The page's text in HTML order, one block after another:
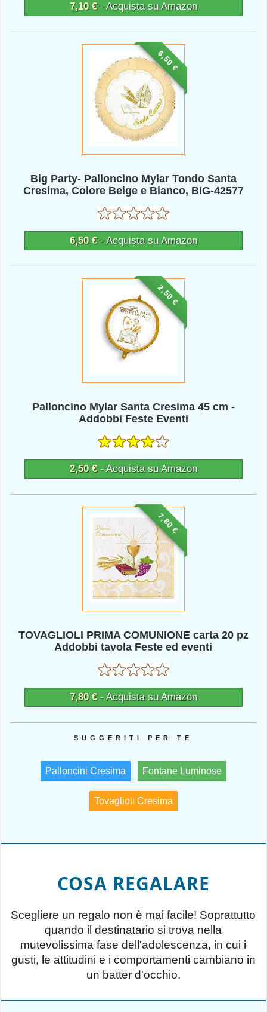
7,10 €- Acquista su Amazon
6,50 €
Big Party- Palloncino Mylar Tondo Santa
Cresima, Colore Beige e Bianco, BIG-42577
6,50 €- Acquista su Amazon
2,50 €
Palloncino Mylar Santa Cresima 45 cm -
Addobbi Feste Eventi
2,50 €- Acquista su Amazon
7,80 €
TOVAGLIOLI PRIMA COMUNIONE carta 20 pz
Addobbi tavola Feste ed eventi
7,80 €- Acquista su Amazon
Palloncini Cresima Fontane Luminose
Tovaglioli Cresima
COSA REGALARE
Scegliere un regalo non è mai facile! Soprattutto
quando il destinatario si trova nella
mutevolissima fase dell'adolescenza, in cui i
gusti, le attitudini e i comportamenti cambiano in
un batter d'occhio.